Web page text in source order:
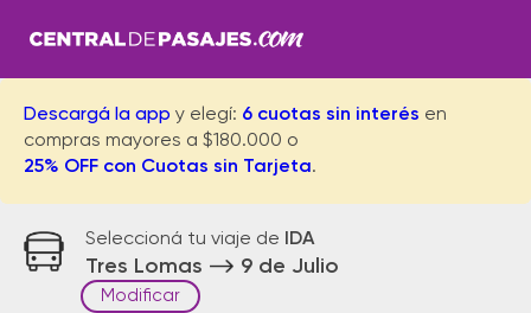
Descargá la app y elegí: 6 cuotas sin interés en
compras mayores a $180.000 o
25% OFF con Cuotas sin Tarjeta.
Seleccioná tu viaje de IDA
Tres Lomas 9 de Julio
Modificar